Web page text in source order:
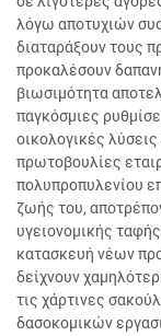
λόγω αποτυχιών
διαταράξουν τους
προκαλέσουν
βιωσιμότητα
παγκόσμιες
οικολογικές
πρωτοβουλίες
πολυπροπυλενίου
ζωής του,
υγειονομικής
κατασκευή νέων
δείχνουν
τις χάρτινες
δασοκομικών